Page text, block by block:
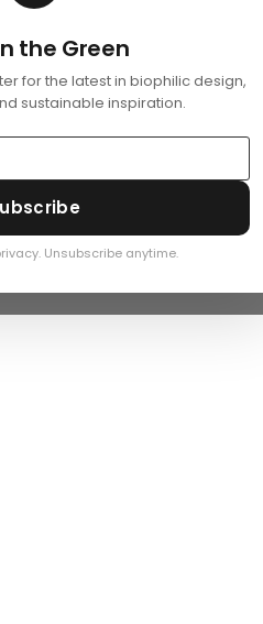
the Green
for the latest in biophilic design,
sustainable inspiration.
Unsubscribe anytime.